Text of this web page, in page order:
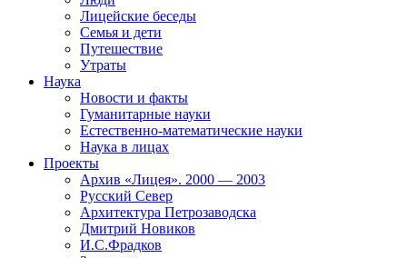
Лицейские беседы
Семья и дети
Путешествие
Утраты
Наука
Новости и факты
Гуманитарные науки
Естественно-математические науки
Наука в лицах
Проекты
Архив «Лицея». 2000 — 2003
Русский Север
Архитектура Петрозаводска
Дмитрий Новиков
И.С.Фрадков